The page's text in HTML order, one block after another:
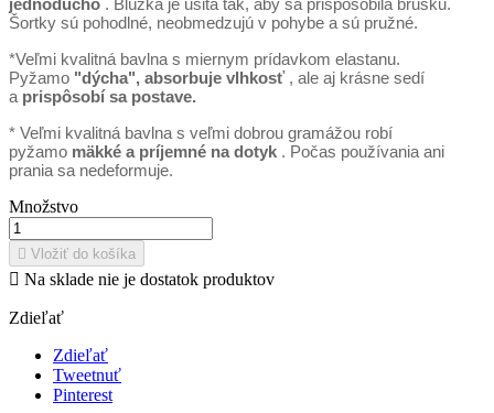
Šortky sú pohodlné, neobmedzujú v pohybe a sú pružné.
*Veľmi kvalitná bavlna s miernym prídavkom elastanu.
Pyžamo "dýcha", absorbuje vlhkosť, ale aj krásne sedí
a prispôsobí sa postave.
* Veľmi kvalitná bavlna s veľmi dobrou gramážou robí
pyžamo mäkké a príjemné na dotyk . Počas používania ani
prania sa nedeformuje.
Množstvo
 Vložiť do košíka
 Na sklade nie je dostatok produktov
Zdieľať
Zdieľať
Tweetnuť
Pinterest